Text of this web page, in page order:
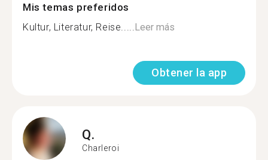
Mis temas preferidos
Kultur, Literatur, Reise.....Leer más
Obtener la app
Q.
Charleroi